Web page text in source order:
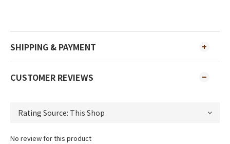
SHIPPING & PAYMENT
CUSTOMER REVIEWS
No review for this product